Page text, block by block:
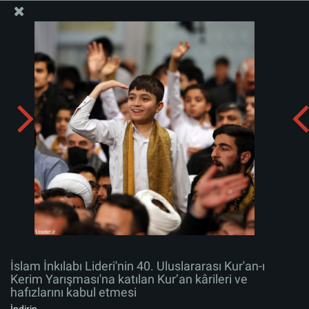
İslam İnkılabı Rehberi Bürosu Resmi Sitesi
İslam İnkılabı Lideri'nin 40. Uluslararası Kur'an-ı Kerim
Yarışması'na katılan Kur’an kârileri ve hafızlarını kabul
etmesi
Albümü indirin:
İslam İnkılabı Lideri'nin 40. Uluslararası Kur'an-ı
Kerim Yarışması'na katılan Kur’an kârileri ve
hafızlarını kabul etmesi